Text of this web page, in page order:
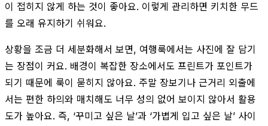
이 접히지 않게 하는 것이 좋아요. 이렇게 관리하면 키치한 무드
를 오래 유지하기 쉬워요.
상황을 조금 더 세분화해서 보면, 여행룩에서는 사진에 잘 담기
는 장점이 커요. 배경이 복잡한 장소에서도 프린트가 포인트가
되기 때문에 룩이 묻히지 않아요. 주말 장보기나 근거리 외출에
서는 편한 하의와 매치해도 너무 성의 없어 보이지 않아서 활용
도가 높아요. 즉, ‘꾸미고 싶은 날’과 ‘가볍게 입고 싶은 날’ 사이